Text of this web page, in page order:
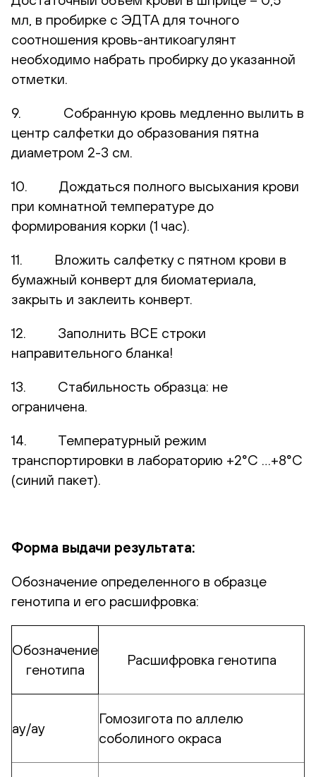
мл, в пробирке с ЭДТА для точного
соотношения кровь-антикоагулянт
необходимо набрать пробирку до указанной
отметки.
9. Собранную кровь медленно вылить в
центр салфетки до образования пятна
диаметром 2-3 см.
10. Дождаться полного высыхания крови
при комнатной температуре до
формирования корки (1 час).
11. Вложить салфетку с пятном крови в
бумажный конверт для биоматериала,
закрыть и заклеить конверт.
12. Заполнить ВСЕ строки
направительного бланка!
13. Стабильность образца: не
ограничена.
14. Температурный режим
транспортировки в лабораторию +2°С …+8°С
(синий пакет).
Форма выдачи результата:
Обозначение определенного в образце
генотипа и его расшифровка:
Обозначение
генотипа
Расшифровка генотипа
ay/ay
Гомозигота по аллелю
соболиного окраса